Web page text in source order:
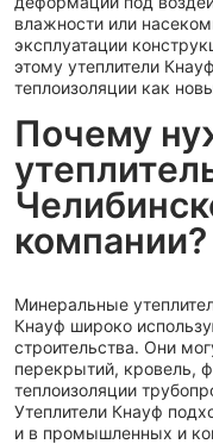
влажности или
эксплуатации
этому утеплители
теплоизоляции как
Почему
компании?
Минеральные
Кнауф широко
строительства. Они
перекрытий, кровель,
теплоизоляции
Утеплители Кнауф
и в промышленных и